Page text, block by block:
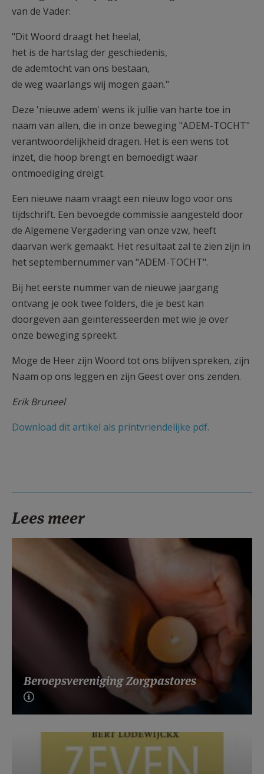
van de Vader:
"Dit Woord draagt het heelal,
het is de hartslag der geschiedenis,
de ademtocht van ons bestaan,
de weg waarlangs wij mogen gaan."
Deze 'nieuwe adem' wens ik jullie van harte toe in
naam van allen, die in on­ze beweging "ADEM-TOCHT"
verantwoordelijkheid dragen. Het is een wens tot
inzet, die hoop brengt en bemoedigt waar
ontmoediging dreigt.
Een nieuwe naam vraagt een nieuw logo voor ons
tijdschrift. Een bevoegde commissie aangesteld door
de Algemene Vergadering van onze vzw, heeft
daarvan werk gemaakt. Het resultaat zal te zien zijn in
het septembernum­mer van "ADEM-TOCHT".
Bij het eerste nummer van de nieuwe jaargang
ontvang je ook twee folders, die je best kan
doorgeven aan geïnteresseerden met wie je over
onze beweging spreekt.
Moge de Heer zijn Woord tot ons blijven spreken, zijn
Naam op ons leggen en zijn Geest over ons zenden.
Erik Bruneel
Download dit artikel als printvriendelijke pdf.
Lees meer
Beroepsvereniging Zorgpastores